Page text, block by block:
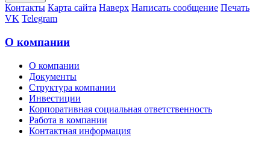
Контакты Карта сайта Наверх Написать сообщение Печать
VK Telegram
О компании
О компании
Документы
Структура компании
Инвестиции
Корпоративная социальная ответственность
Работа в компании
Контактная информация